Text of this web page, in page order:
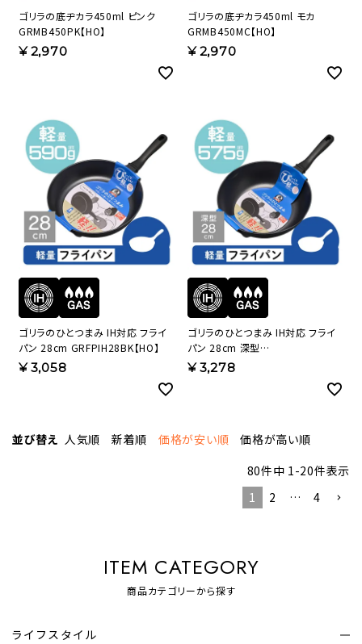
ゴリラの底ヂカラ450ml ピンク
GRMB450PK【HO】
¥2,970
ゴリラの底ヂカラ450ml モカ
GRMB450MC【HO】
¥2,970
ゴリラのひとつまみ IH対応 フライ
パン 28cm GRFPIH28BK【HO】
¥3,058
ゴリラのひとつまみ IH対応 フライ
パン 28cm 深型
GRDPIH28BK【HO】
¥3,278
並び替え 人気順 新着順 価格が安い順
価格が高い順
80件中 1-20件表示
1
2 … 4
ITEM CATEGORY
商品カテゴリーから探す
ライフスタイル